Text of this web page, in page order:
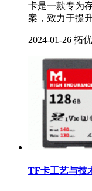
卡是一款专为
案，致力于提
2024-01-26 拓
TF卡工艺与技